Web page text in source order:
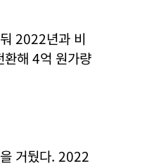
2022년과 비
해 4억 원가량
거뒀다. 2022